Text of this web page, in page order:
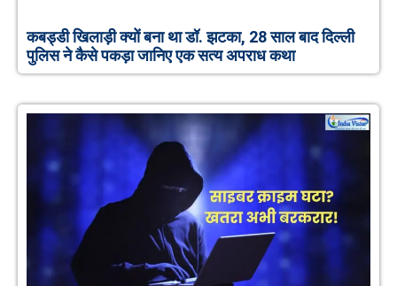
कबड्डी खिलाड़ी क्यों बना था डॉ. झटका, 28 साल बाद दिल्ली
पुलिस ने कैसे पकड़ा जानिए एक सत्य अपराध कथा